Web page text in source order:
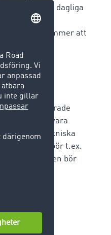
beslut i det dagliga
i
kommer att
ofta organiserade
bör man vara
sina tekniska
Man bör t.ex.
transporten bör